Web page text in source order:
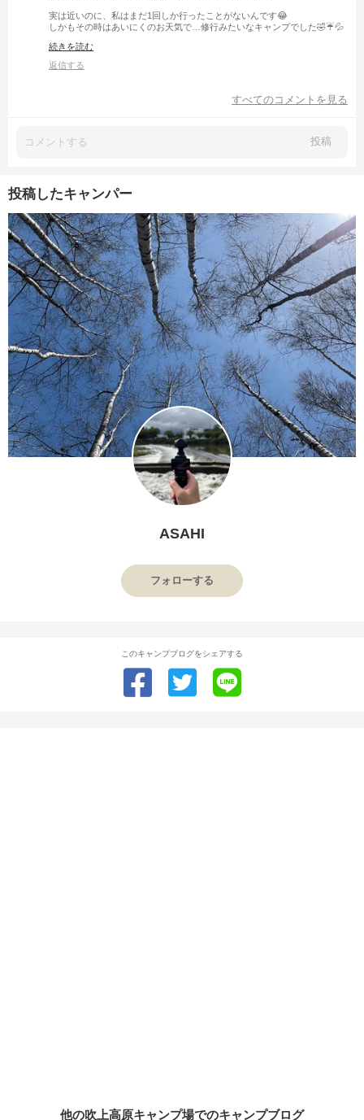
実は近いのに、私はまだ1回しか行ったことがないんです😂
しかもその時はあいにくのお天気で…修行みたいなキャンプでした🤣☔️💦
こんなキラキラの新緑の中でのキャンプを見ると「次こそリベンジした
い〜✨️」って気持ちになっちゃいました🤭🌳✨
羨ましいです〜🥰🩷
続きを読む
返信する
すべてのコメントを見る
投稿
投稿したキャンパー
ASAHI
フォローする
このキャンプブログをシェアする
他の吹上高原キャンプ場でのキャンプブログ